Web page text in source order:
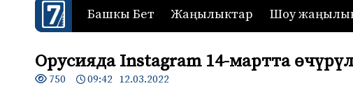
Башкы Бет Жаңылыктар Шоу
Орусияда Instagram 14-мартта
750 09:42 12.03.2022